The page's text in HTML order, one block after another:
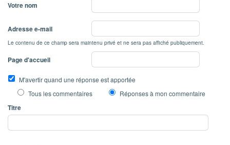
Votre nom
Adresse e-mail
Le contenu de ce champ sera maintenu privé et ne sera pas affiché publiquement.
Page d'accueil
M'avertir quand une réponse est apportée
Tous les commentaires
Réponses à mon commentaire
Titre